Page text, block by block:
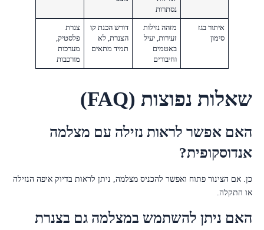
נסתרות
איתור בגז
סימון
מזהה נזילות
זעירות, יעיל
באטמים
וחיבורים
דורש הכנת קו
הצנרת, לא
תמיד מתאים
צנרת
פלסטיק,
מערכות
מורכבות
שאלות נפוצות (FAQ)
האם אפשר לראות נזילה עם מצלמה
אנדוסקופית?
כן. אם הצינור פתוח ואפשר להכניס מצלמה, ניתן לראות בדיוק איפה הנזילה
או התקלה.
האם ניתן להשתמש במצלמה גם בצנרת